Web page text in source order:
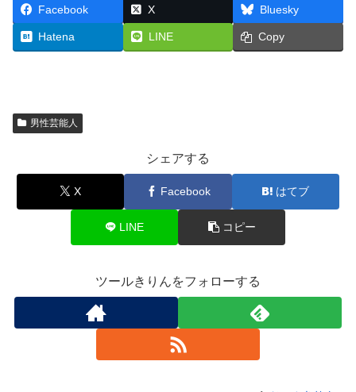
Facebook X Bluesky
Hatena LINE Copy
男性芸能人
シェアする
X Facebook はてブ
LINE コピー
ツールきりんをフォローする